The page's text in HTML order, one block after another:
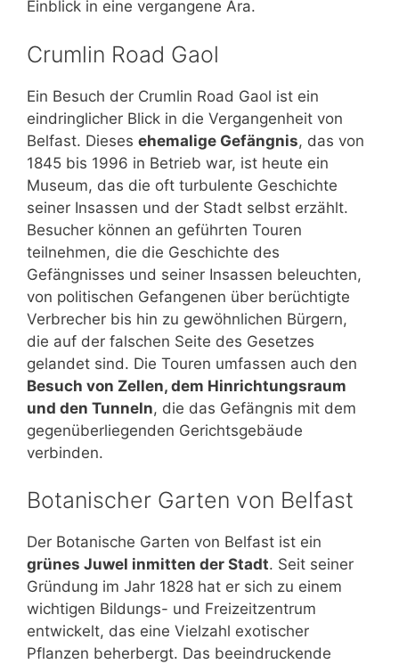
Einblick in eine vergangene Ära.
Crumlin Road Gaol
Ein Besuch der Crumlin Road Gaol ist ein
eindringlicher Blick in die Vergangenheit von
Belfast. Dieses ehemalige Gefängnis, das von
1845 bis 1996 in Betrieb war, ist heute ein
Museum, das die oft turbulente Geschichte
seiner Insassen und der Stadt selbst erzählt.
Besucher können an geführten Touren
teilnehmen, die die Geschichte des
Gefängnisses und seiner Insassen beleuchten,
von politischen Gefangenen über berüchtigte
Verbrecher bis hin zu gewöhnlichen Bürgern,
die auf der falschen Seite des Gesetzes
gelandet sind. Die Touren umfassen auch den
Besuch von Zellen, dem Hinrichtungsraum
und den Tunneln, die das Gefängnis mit dem
gegenüberliegenden Gerichtsgebäude
verbinden.
Botanischer Garten von Belfast
Der Botanische Garten von Belfast ist ein
grünes Juwel inmitten der Stadt. Seit seiner
Gründung im Jahr 1828 hat er sich zu einem
wichtigen Bildungs- und Freizeitzentrum
entwickelt, das eine Vielzahl exotischer
Pflanzen beherbergt. Das beeindruckende